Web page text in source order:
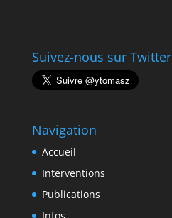
Suivez-nous sur Twitter
Navigation
Accueil
Interventions
Publications